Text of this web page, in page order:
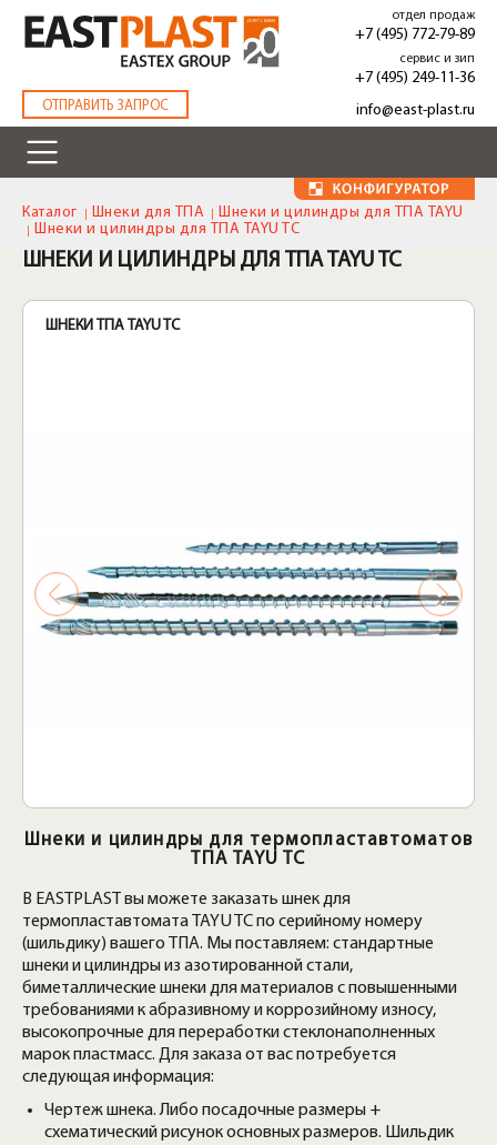
основному
содержанию
ОТПРАВИТЬ ЗАПРОС
отдел продаж
+7 (495) 772-79-89
сервис и зип
+7 (495) 249-11-36
info@east-plast.ru
Каталог Шнеки для ТПА
Шнеки и цилиндры для ТПА TAYU
Шнеки и цилиндры для ТПА TAYU TC
ШНЕКИ И ЦИЛИНДРЫ ДЛЯ ТПА TAYU TC
ШНЕКИ ТПА TAYU TC
Шнеки и цилиндры для термопластавтоматов
ТПА TAYU TC
В EASTPLAST вы можете заказать шнек для
термопластавтомата TAYU TC по серийному номеру
(шильдику) вашего ТПА. Мы поставляем: стандартные
шнеки и цилиндры из азотированной стали,
биметаллические шнеки для материалов с повышенными
требованиями к абразивному и коррозийному износу,
высокопрочные для переработки стеклонаполненных
марок пластмасс. Для заказа от вас потребуется
следующая информация:
Чертеж шнека. Либо посадочные размеры +
схематический рисунок основных размеров. Шильдик